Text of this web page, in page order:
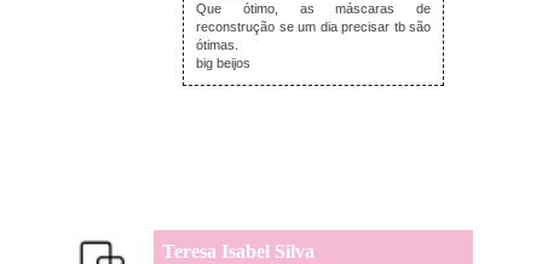
Que ótimo, as máscaras de
reconstrução se um dia precisar tb são
ótimas.
big beijos
Teresa Isabel Silva